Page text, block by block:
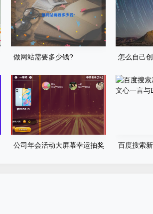
做网站需要多少钱?
怎么自己
有哪些？
公司年会活动大屏幕幸运抽奖
百度搜索